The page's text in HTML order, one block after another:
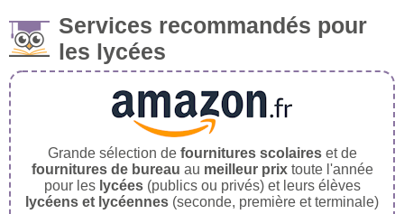
Services recommandés pour
les lycées
Grande sélection de fournitures scolaireset de
fournitures de bureau au meilleur prixtoute l'année
pour les lycées(publics ou privés) et leurs élèves
lycéens et lycéennes (seconde, première et terminale)